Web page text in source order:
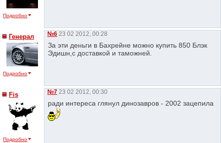
Подробно
Генерал
Подробно
№6 23 02 2012, 00:28
За эти деньги в Бахрейне можно купить 850 Блэк
Эдишн,с доставкой и таможней.
Fis
Подробно
№7 23 02 2012, 00:30
ради интереса глянул динозавров - 2002 зацепила